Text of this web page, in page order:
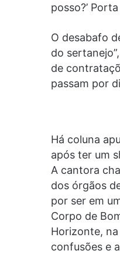
posso?’
O desabafo
do
de
passam por
Há coluna
após ter um
A cantora
dos órgãos
por ser em
Corpo de
Horizonte,
confusões e